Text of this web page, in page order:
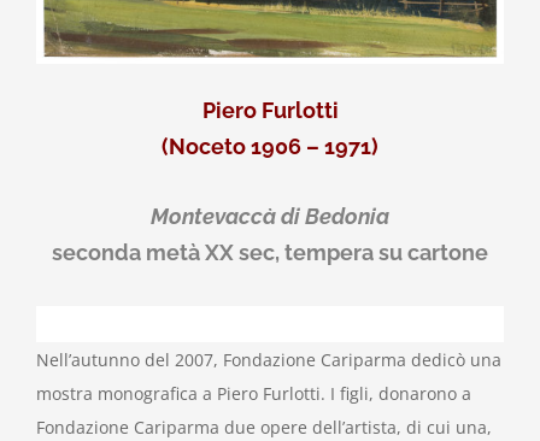
Piero Furlotti
(Noceto 1906 – 1971)
Montevaccà di Bedonia
seconda metà XX sec, tempera su cartone
Nell’autunno del 2007, Fondazione Cariparma dedicò una
mostra monografica a Piero Furlotti. I figli, donarono a
Fondazione Cariparma due opere dell’artista, di cui una,